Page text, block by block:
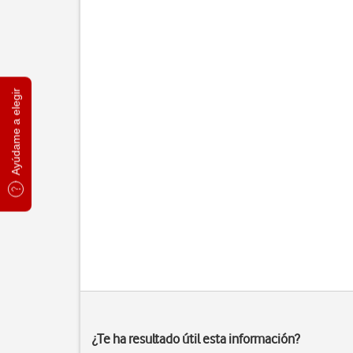
Ayúdame a elegir
¿Te ha resultado útil esta información?